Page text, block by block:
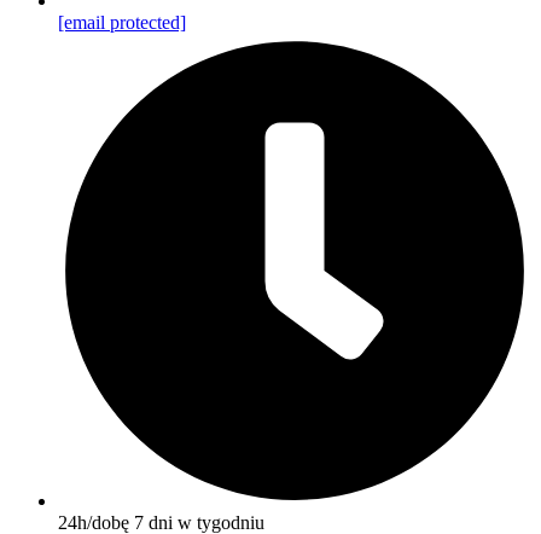
[email protected]
24h/dobę 7 dni w tygodniu